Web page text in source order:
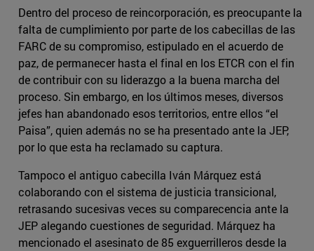
Dentro del proceso de reincorporación, es preocupante la
falta de cumplimiento por parte de los cabecillas de las
FARC de su compromiso, estipulado en el acuerdo de
paz, de permanecer hasta el final en los ETCR con el fin
de contribuir con su liderazgo a la buena marcha del
proceso. Sin embargo, en los últimos meses, diversos
jefes han abandonado esos territorios, entre ellos “el
Paisa”, quien además no se ha presentado ante la JEP,
por lo que esta ha reclamado su captura.
Tampoco el antiguo cabecilla Iván Márquez está
colaborando con el sistema de justicia transicional,
retrasando sucesivas veces su comparecencia ante la
JEP alegando cuestiones de seguridad. Márquez ha
mencionado el asesinato de 85 exguerrilleros desde la